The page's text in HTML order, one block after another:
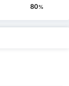
80%